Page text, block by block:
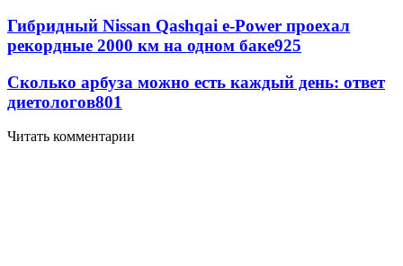
Гибридный Nissan Qashqai e-Power проехал
рекордные 2000 км на одном баке925
Сколько арбуза можно есть каждый день: ответ
диетологов801
Читать комментарии